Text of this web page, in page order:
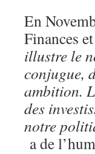
En
Finances
illustre le
conjugue,
ambition.
des
notre
a de